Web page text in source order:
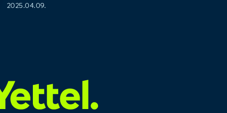
2025.04.09.